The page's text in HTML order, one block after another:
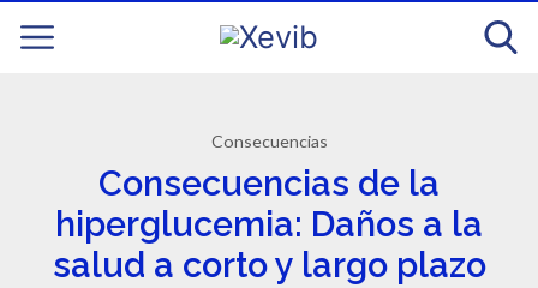
Consecuencias
Consecuencias de la
hiperglucemia: Daños a la
salud a corto y largo plazo